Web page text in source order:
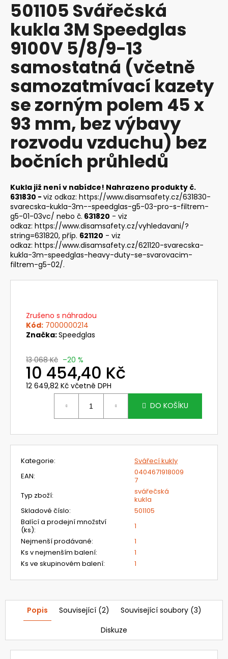
produktu
je
0,0
5
hvězdiček.
501105 Svářečská
kukla 3M Speedglas
9100V 5/8/9-13
samostatná (včetně
samozatmívací kazety
se zorným polem 45 x
93 mm, bez výbavy
rozvodu vzduchu) bez
bočních průhledů
Kukla již není v nabídce! Nahrazeno produkty č.
631830 - viz odkaz: https://www.disamsafety.cz/631830-
svarecska-kukla-3m--speedglas-g5-03-pro-s-filtrem-
g5-01-03vc/ nebo č. 631820 - viz
odkaz: https://www.disamsafety.cz/vyhledavani/?
string=631820, příp. 621120 - viz
odkaz: https://www.disamsafety.cz/621120-svarecska-
kukla-3m-speedglas-heavy-duty-se-svarovacim-
filtrem-g5-02/.
Zrušeno s náhradou
Kód: 7000000214
Značka:Speedglas
13 068 Kč –20 %
10 454,40 Kč
12 649,82 Kč včetně DPH
DO KOŠÍKU
Kategorie:
Svářecí kukly
EAN:
0404671918009
7
Typ zboží:
svářečská
kukla
Skladové číslo:
501105
Balící a prodejní množství
(ks):
1
Nejmenší prodávané:
1
Ks v nejmenším balení:
1
Ks ve skupinovém balení: 1
Popis Související (2)
Související soubory (3)
Diskuze
a
j
í
t
?
HLEDAT
D
p
o
r
u
č
u
j
e
ČÁSTICOVÝ
FILTR
SYNCHRO
489